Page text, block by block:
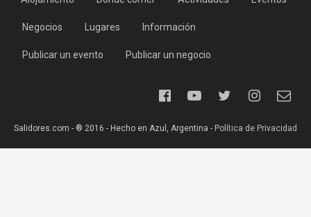
Negocios Lugares Información
Publicar un evento Publicar un negocio
Salidores.com - ® 2016 - Hecho en Azul, Argentina - Política de Privacidad